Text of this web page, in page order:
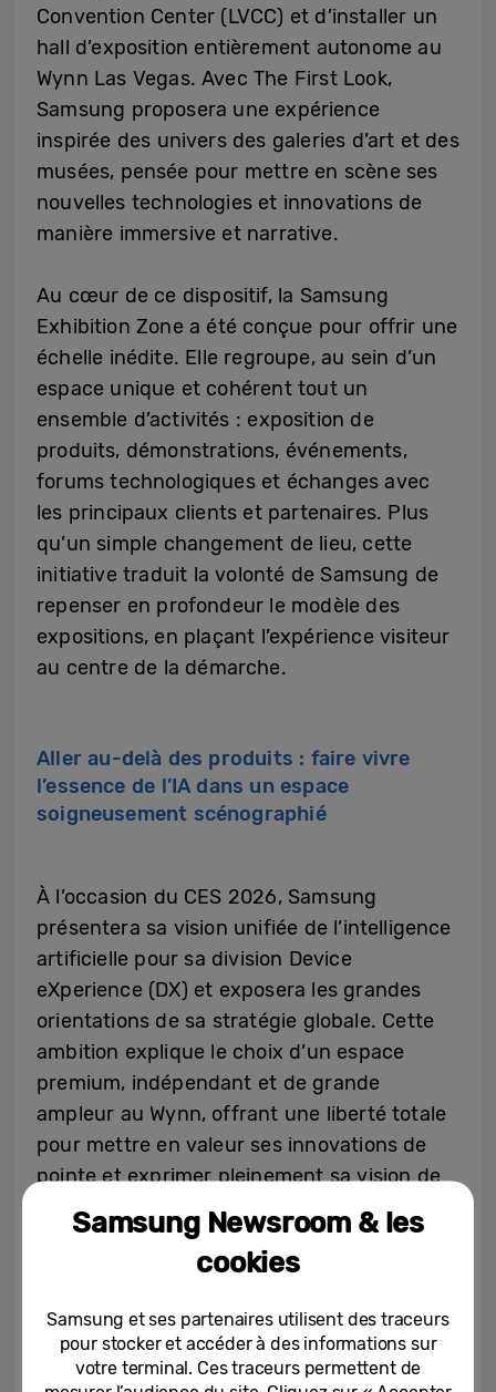
Convention Center (LVCC) et d’installer un
hall d’exposition entièrement autonome au
Wynn Las Vegas. Avec The First Look,
Samsung proposera une expérience
inspirée des univers des galeries d’art et des
musées, pensée pour mettre en scène ses
nouvelles technologies et innovations de
manière immersive et narrative.
Au cœur de ce dispositif, la Samsung
Exhibition Zone a été conçue pour offrir une
échelle inédite. Elle regroupe, au sein d’un
espace unique et cohérent tout un
ensemble d’activités : exposition de
produits, démonstrations, événements,
forums technologiques et échanges avec
les principaux clients et partenaires. Plus
qu’un simple changement de lieu, cette
initiative traduit la volonté de Samsung de
repenser en profondeur le modèle des
expositions, en plaçant l’expérience visiteur
au centre de la démarche.
Aller au-delà des produits : faire vivre
l’essence de l’IA dans un espace
soigneusement scénographié
À l’occasion du CES 2026, Samsung
présentera sa vision unifiée de l’intelligence
artificielle pour sa division Device
eXperience (DX) et exposera les grandes
orientations de sa stratégie globale. Cette
ambition explique le choix d’un espace
premium, indépendant et de grande
ampleur au Wynn, offrant une liberté totale
pour mettre en valeur ses innovations de
pointe et exprimer pleinement sa vision de
l’IA — ainsi que les bénéfices concrets
qu’elle apporte au quotidien des utilisateurs.
pour démontrer comment les technologies
Samsung transforment la vie quotidienne,
Samsung Newsroom & les
cookies
Samsung et ses partenaires utilisent des traceurs
pour stocker et accéder à des informations sur
votre terminal. Ces traceurs permettent de